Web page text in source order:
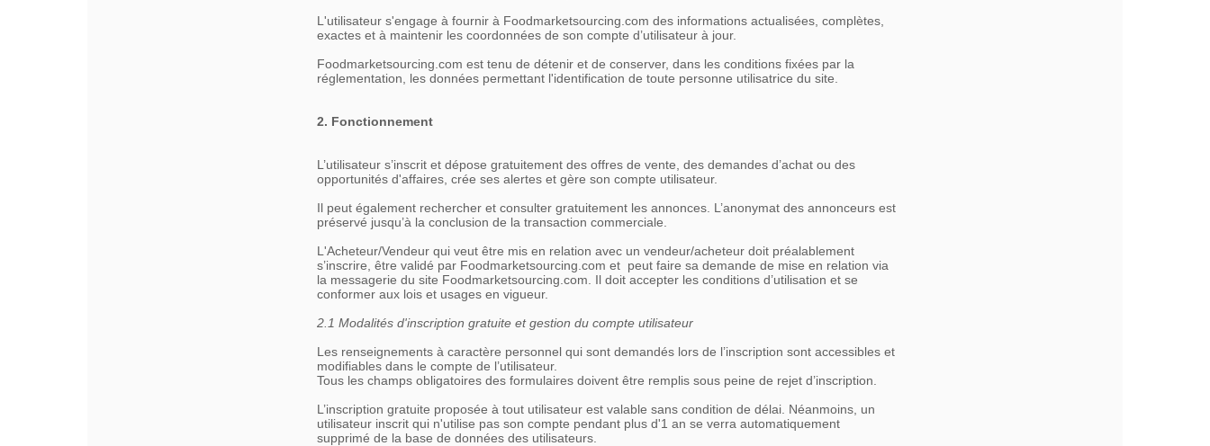
L'utilisateur s'engage à fournir à Foodmarketsourcing.com des informations actualisées, complètes,
exactes et à maintenir les coordonnées de son compte d’utilisateur à jour.
Foodmarketsourcing.com est tenu de détenir et de conserver, dans les conditions fixées par la
réglementation, les données permettant l'identification de toute personne utilisatrice du site.
2. Fonctionnement
L’utilisateur s’inscrit et dépose gratuitement des offres de vente, des demandes d’achat ou des
opportunités d'affaires, crée ses alertes et gère son compte utilisateur.
Il peut également rechercher et consulter gratuitement les annonces. L’anonymat des annonceurs est
préservé jusqu’à la conclusion de la transaction commerciale.
L'Acheteur/Vendeur qui veut être mis en relation avec un vendeur/acheteur doit préalablement
s’inscrire, être validé par Foodmarketsourcing.com et peut faire sa demande de mise en relation via
la messagerie du site Foodmarketsourcing.com. Il doit accepter les conditions d’utilisation et se
conformer aux lois et usages en vigueur.
2.1 Modalités d'inscription gratuite et gestion du compte utilisateur
Les renseignements à caractère personnel qui sont demandés lors de l’inscription sont accessibles et
modifiables dans le compte de l’utilisateur.
Tous les champs obligatoires des formulaires doivent être remplis sous peine de rejet d’inscription.
L’inscription gratuite proposée à tout utilisateur est valable sans condition de délai. Néanmoins, un
utilisateur inscrit qui n'utilise pas son compte pendant plus d'1 an se verra automatiquement
supprimé de la base de données des utilisateurs.